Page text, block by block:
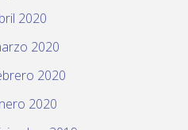
2020
2020
2020
2020